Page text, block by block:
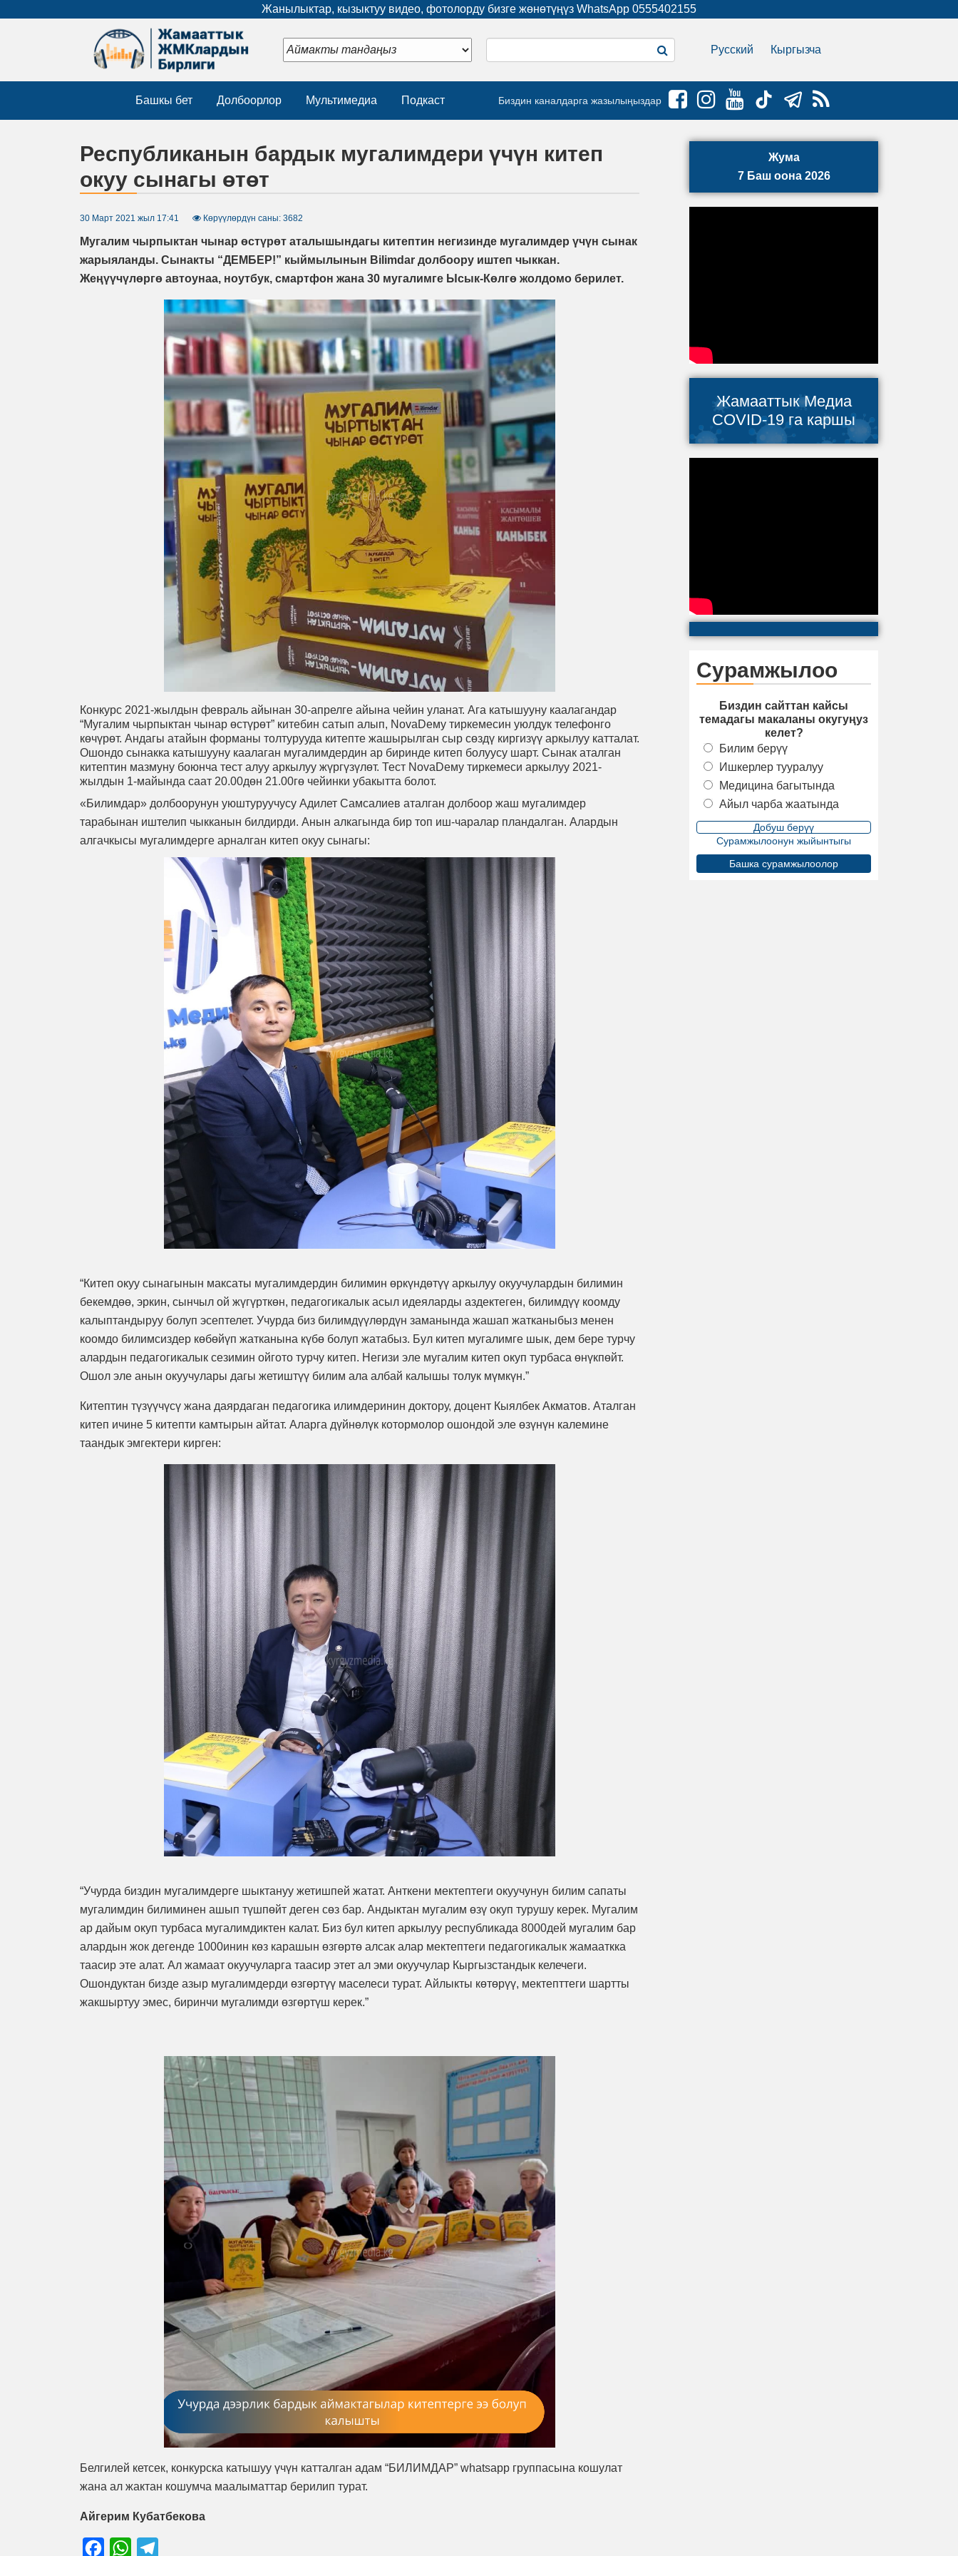
Жанылыктар, кызыктуу видео, фотолорду бизге жөнөтүңүз WhatsApp 0555402155
Русский Кыргызча
Башкы бет Долбоорлор Мультимедиа Подкаст Биздин каналдарга жазылыңыздар
Республиканын бардык мугалимдери үчүн китеп
окуу сынагы өтөт
30 Март 2021 жыл 17:41 Көрүүлөрдүн саны: 3682
Мугалим чырпыктан чынар өстүрөт аталышындагы китептин негизинде мугалимдер үчүн сынак
жарыяланды. Сынакты “ДЕМБЕР!” кыймылынын Bilimdar долбоору иштеп чыккан.
Жеңүүчүлөргө автоунаа, ноутбук, смартфон жана 30 мугалимге Ысык-Көлгө жолдомо берилет.
Конкурс 2021-жылдын февраль айынан 30-апрелге айына чейин уланат. Ага катышууну каалагандар
“Мугалим чырпыктан чынар өстүрөт” китебин сатып алып, NovaDeмy тиркемесин уюлдук телефонго
көчүрөт. Андагы атайын форманы толтурууда китепте жашырылган сыр сөздү киргизүү аркылуу катталат.
Ошондо сынакка катышууну каалаган мугалимдердин ар биринде китеп болуусу шарт. Сынак аталган
китептин мазмуну боюнча тест алуу аркылуу жүргүзүлөт. Тест NovaDeмy тиркемеси аркылуу 2021-
жылдын 1-майында саат 20.00дөн 21.00гө чейинки убакытта болот.
«Билимдар» долбоорунун уюштуруучусу Адилет Самсалиев аталган долбоор жаш мугалимдер
тарабынан иштелип чыкканын билдирди. Анын алкагында бир топ иш-чаралар пландалган. Алардын
алгачкысы мугалимдерге арналган китеп окуу сынагы:
“Китеп окуу сынагынын максаты мугалимдердин билимин өркүндөтүү аркылуу окуучулардын билимин
бекемдөө, эркин, сынчыл ой жүгүрткөн, педагогикалык асыл идеяларды аздектеген, билимдүү коомду
калыптандыруу болуп эсептелет. Учурда биз билимдүүлөрдүн заманында жашап жатканыбыз менен
коомдо билимсиздер көбөйүп жатканына күбө болуп жатабыз. Бул китеп мугалимге шык, дем бере турчу
алардын педагогикалык сезимин ойгото турчу китеп. Негизи эле мугалим китеп окуп турбаса өнүкпөйт.
Ошол эле анын окуучулары дагы жетиштүү билим ала албай калышы толук мүмкүн.”
Китептин түзүүчүсү жана даярдаган педагогика илимдеринин доктору, доцент Кыялбек Акматов. Аталган
китеп ичине 5 китепти камтырын айтат. Аларга дүйнөлүк котормолор ошондой эле өзүнүн калемине
таандык эмгектери кирген:
“Учурда биздин мугалимдерге шыктануу жетишпей жатат. Анткени мектептеги окуучунун билим сапаты
мугалимдин билиминен ашып түшпөйт деген сөз бар. Андыктан мугалим өзү окуп турушу керек. Мугалим
ар дайым окуп турбаса мугалимдиктен калат. Биз бул китеп аркылуу республикада 8000дей мугалим бар
алардын жок дегенде 1000инин көз карашын өзгөртө алсак алар мектептеги педагогикалык жамааткка
таасир эте алат. Ал жамаат окуучуларга таасир этет ал эми окуучулар Кыргызстандык келечеги.
Ошондуктан бизде азыр мугалимдерди өзгөртүү маселеси турат. Айлыкты көтөрүү, мектепттеги шартты
жакшыртуу эмес, биринчи мугалимди өзгөртүш керек.”
Белгилей кетсек, конкурска катышуу үчүн катталган адам “БИЛИМДАР” whatsapp группасына кошулат
жана ал жактан кошумча маалыматтар берилип турат.
Айгерим Кубатбекова
FacebookWhatsApp
Жума
7 Баш оона 2026
Жамааттык Медиа
COVID-19 га каршы
Сурамжылоо
Биздин сайттан кайсы
темадагы макаланы окугуңуз
келет?
Билим берүү
Ишкерлер тууралуу
Медицина багытында
Айыл чарба жаатында
Сурамжылоонун жыйынтыгы
Башка сурамжылоолор